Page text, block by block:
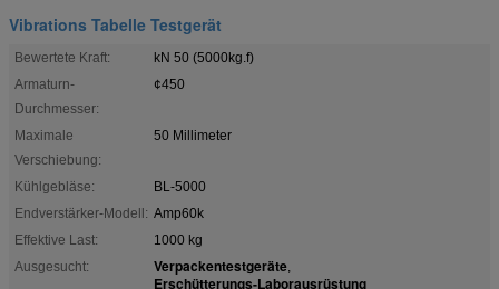
Vibrations Tabelle Testgerät
Bewertete Kraft:
kN 50 (5000kg.f)
Armaturn-
Durchmesser:
¢450
Maximale
Verschiebung:
50 Millimeter
Kühlgebläse:
BL-5000
Endverstärker-Modell: Amp60k
Effektive Last:
1000 kg
Ausgesucht:
Verpackentestgeräte,
Erschütterungs-Laborausrüstung